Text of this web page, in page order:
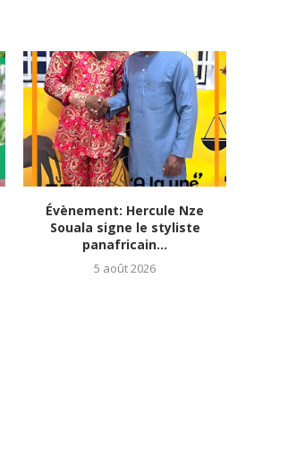
Évènement: Hercule Nze
Souala signe le styliste
panafricain...
5 août 2026